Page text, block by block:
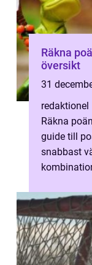
Räkna
översikt
31
redaktionel
Räkna
guide till
snabbast